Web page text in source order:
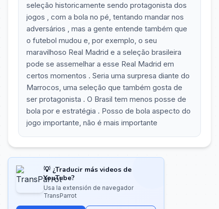
seleção historicamente sendo protagonista dos
jogos , com a bola no pé, tentando mandar nos
adversários , mas a gente entende também que
o futebol mudou e, por exemplo, o seu
maravilhoso Real Madrid e a seleção brasileira
pode se assemelhar a esse Real Madrid em
certos momentos . Seria uma surpresa diante do
Marrocos, uma seleção que também gosta de
ser protagonista . O Brasil tem menos posse de
bola por e estratégia . Posso de bola aspecto do
jogo importante, não é mais importante
💡 ¿Traducir más videos de
YouTube?
Usa la extensión de navegador
TransParrot